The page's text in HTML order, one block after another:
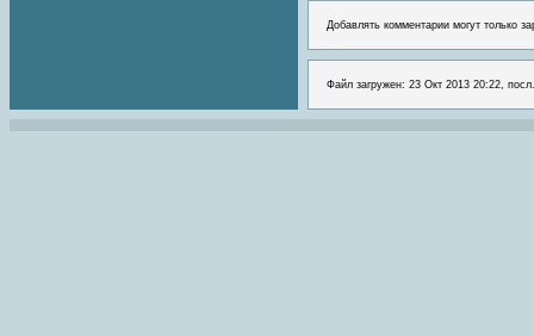
Добавлять комментарии могут только
Файл загружен: 23 Окт 2013 20:22,